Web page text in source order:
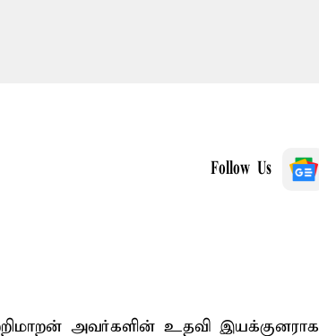
Follow Us
அவர்களின் உதவி இயக்குனராக